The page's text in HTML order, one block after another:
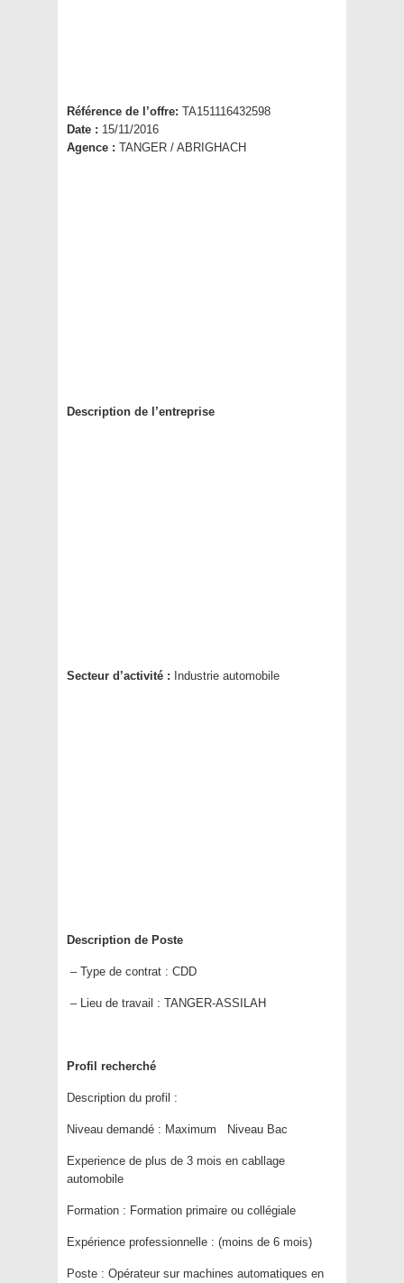
Référence de l’offre: TA151116432598
Date : 15/11/2016
Agence : TANGER / ABRIGHACH
Description de l’entreprise
Secteur d’activité : Industrie automobile
Description de Poste
– Type de contrat : CDD
– Lieu de travail : TANGER-ASSILAH
Profil recherché
Description du profil :
Niveau demandé : Maximum Niveau Bac
Experience de plus de 3 mois en cabllage
automobile
Formation : Formation primaire ou collégiale
Expérience professionnelle : (moins de 6 mois)
Poste : Opérateur sur machines automatiques en